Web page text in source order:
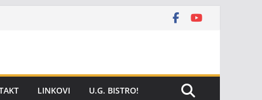
LINKOVI U.G. BISTRO!